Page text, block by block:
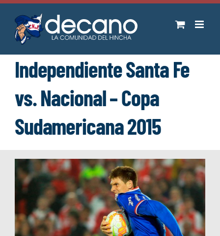
Saltar
contenido
Independiente Santa Fe
vs. Nacional – Copa
Sudamericana 2015